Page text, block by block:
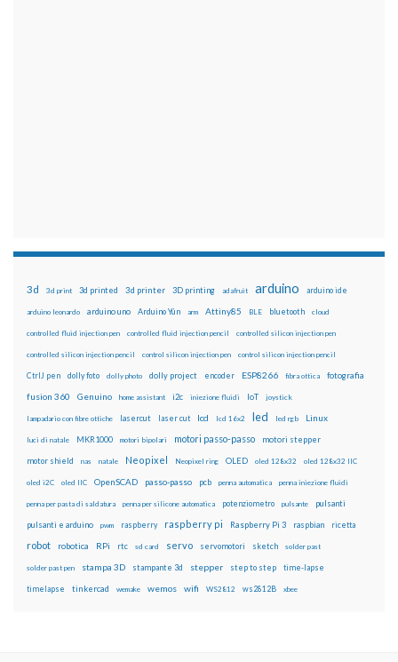
3d 3d print 3d printed 3d printer 3D printing adafruit arduino arduino ide
arduino leonardo arduino uno Arduino Yún arm Attiny85 BLE bluetooth cloud
controlled fluid injection pen controlled fluid injection pencil controlled silicon injection pen
controlled silicon injection pencil control silicon injection pen control silicon injection pencil
CtrlJ pen dolly foto dolly photo dolly project encoder ESP8266 fibra ottica fotografia
fusion 360 Genuino home assistant i2c iniezione fluidi IoT joystick
lampadario con fibre ottiche lasercut laser cut lcd lcd 16x2 led led rgb Linux
luci di natale MKR1000 motori bipolari motori passo-passo motori stepper
motor shield nas natale Neopixel Neopixel ring OLED oled 128x32 oled 128x32 IIC
oled i2C oled IIC OpenSCAD passo-passo pcb penna automatica penna iniezione fluidi
penna per pasta di saldatura penna per silicone automatica potenziometro pulsante pulsanti
pulsanti e arduino pwm raspberry raspberry pi Raspberry Pi 3 raspbian ricetta
robot robotica RPi rtc sd card servo servomotori sketch solder past
solder past pen stampa 3D stampante 3d stepper step to step time-lapse
timelapse tinkercad wemake wemos wifi WS2812 ws2812B xbee